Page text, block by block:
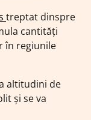
treptat dinspre
cantități
în regiunile
altitudini de
și se va